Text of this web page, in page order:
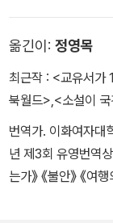
oon』, 『행운의 리
야기 d'Aulaires'
은 『돌레르의 트롤
컨』으로 칼데콧상
나 메달을 수상했습
옮긴이: 정영목
최근작 : <교유서가
북월드>,<소설이
번역가. 이화여자대
년 제3회 유영번역
는가》 《불안》 《여